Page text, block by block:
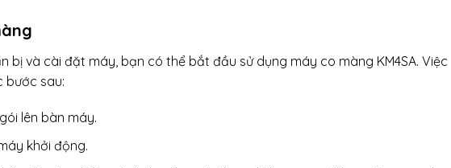
bị và cài đặt máy, bạn có thể bắt đầu sử dụng máy co màng KM4SA. Việc
bước sau:
lên bàn máy.
khởi động.